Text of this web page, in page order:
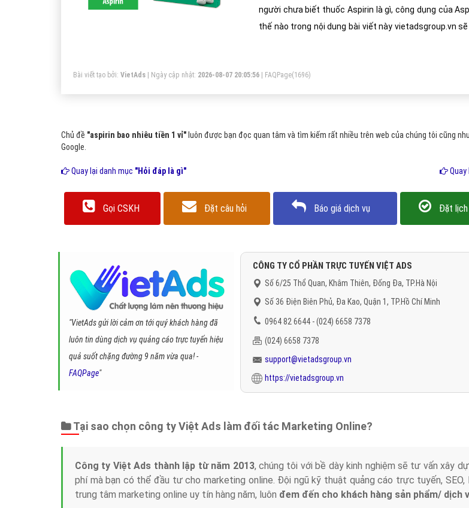
người chưa biết thuốc Aspirin là gì, công dụng của
thế nào trong nội dung bài viết này vietadsgroup.vn sẽ
Bài viết tạo bởi: VietAds | Ngày cập nhật: 2026-08-07 20:05:56 FAQPage(1696)
Chủ đề "aspirin bao nhiêu tiền 1 vỉ" luôn được bạn đọc quan tâm và tìm kiếm rất nhiều trên web của chúng tôi cũng
Google.
Quay lại danh mục "Hỏi đáp là gì"
Gọi CSKH Đặt câu hỏi Báo giá dịch vụ Đặt lịch
"VietAds gửi lời cảm ơn tới quý khách hàng đã
luôn tin dùng dịch vụ quảng cáo trực tuyến hiệu
quả suốt chặng đường 9 năm vừa qua! -
FAQPage"
CÔNG TY CỔ PHẦN TRỰC TUYẾN VIỆT ADS
Số 6/25 Thổ Quan, Khâm Thiên, Đống Đa, TP.Hà Nội
Số 36 Điện Biên Phủ, Đa Kao, Quận 1, TP.Hồ Chí Minh
0964 82 6644 - (024) 6658 7378
(024) 6658 7378
support@vietadsgroup.vn
https://vietadsgroup.vn
Tại sao chọn công ty Việt Ads làm đối tác Marketing Online?
Công ty Việt Ads thành lập từ năm 2013, chúng tôi với bề dày kinh nghiệm sẽ tư vấn xây
phí mà bạn có thể đầu tư cho marketing online. Đội ngũ kỹ thuật quảng cáo trực tuyến,
trung tâm marketing online uy tín hàng năm, luôn đem đến cho khách hàng sản phẩm/ dịch